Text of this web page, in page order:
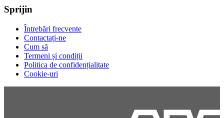
Sprijin
Întrebări frecvente
Contactați-ne
Cum să
Termeni și condiții
Politica de confidențialitate
Cookie-uri